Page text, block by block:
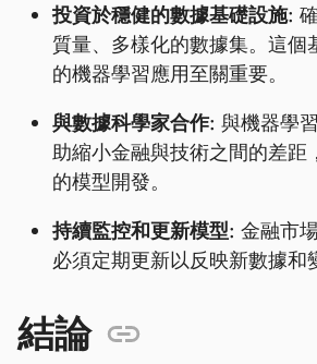
投資於穩健的數據基礎設施:
質量、多樣化的數據集。這個
的機器學習應用至關重要。
與數據科學家合作: 與機器學
助縮小金融與技術之間的差距
的模型開發。
持續監控和更新模型: 金融市
必須定期更新以反映新數據和
結論